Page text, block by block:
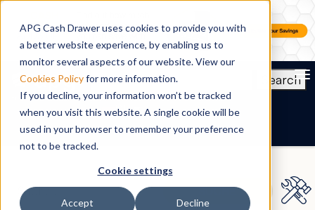
APG Cash Drawer uses cookies to provide you with
a better website experience, by enabling us to
monitor several aspects of our website. View our
Cookies Policyfor more information.
If you decline, your information won’t be tracked
when you visit this website. A single cookie will be
used in your browser to remember your preference
not to be tracked.
Cookie settings
Accept Decline
Search
DE